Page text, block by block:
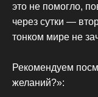
это не помогло,
через сутки —
тонком мире не
Рекомендуем
желаний?»: